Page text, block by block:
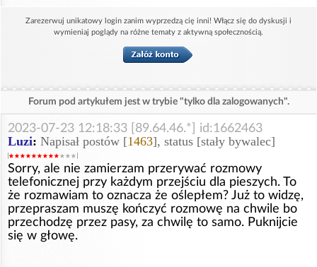
Zarezerwuj unikatowy login zanim wyprzedzą cię inni! Włącz się do dyskusji i
wymieniaj poglądy na różne tematy z aktywną społecznością.
Forum pod artykułem jest w trybie "tylko dla zalogowanych".
2023-07-23 12:18:33 [89.64.46.*] id:1662463
Luzi: Napisał postów [1463], status [stały bywalec]
Sorry, ale nie zamierzam przerywać rozmowy
telefonicznej przy każdym przejściu dla pieszych. To
że rozmawiam to oznacza że oślepłem? Już to widzę,
przepraszam muszę kończyć rozmowę na chwile bo
przechodzę przez pasy, za chwilę to samo. Puknijcie
się w głowę.